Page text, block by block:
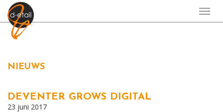
NIEUWS
DEVENTER GROWS DIGITAL
23 juni 2017